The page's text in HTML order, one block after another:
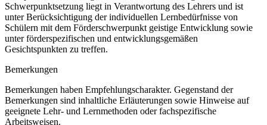
Schwerpunktsetzung liegt in Verantwortung des Lehrers und ist
unter Berücksichtigung der individuellen Lernbedürfnisse von
Schülern mit dem Förderschwerpunkt geistige Entwicklung sowie
unter förderspezifischen und entwicklungsgemäßen
Gesichtspunkten zu treffen.
Bemerkungen
Bemerkungen haben Empfehlungscharakter. Gegenstand der
Bemerkungen sind inhaltliche Erläuterungen sowie Hinweise auf
geeignete Lehr- und Lernmethoden oder fachspezifische
Arbeitsweisen.